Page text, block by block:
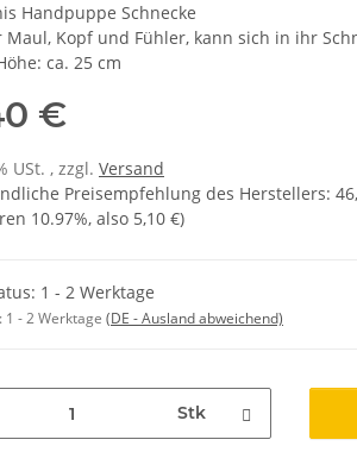
Handpuppe Schnecke
Maul, Kopf und Fühler, kann sich in ihr
ca. 25 cm
€
USt. , zzgl. Versand
Preisempfehlung des Herstellers:
10.97%, also 5,10 €)
1 - 2 Werktage
1 - 2 Werktage (DE - Ausland abweichend)
Stk